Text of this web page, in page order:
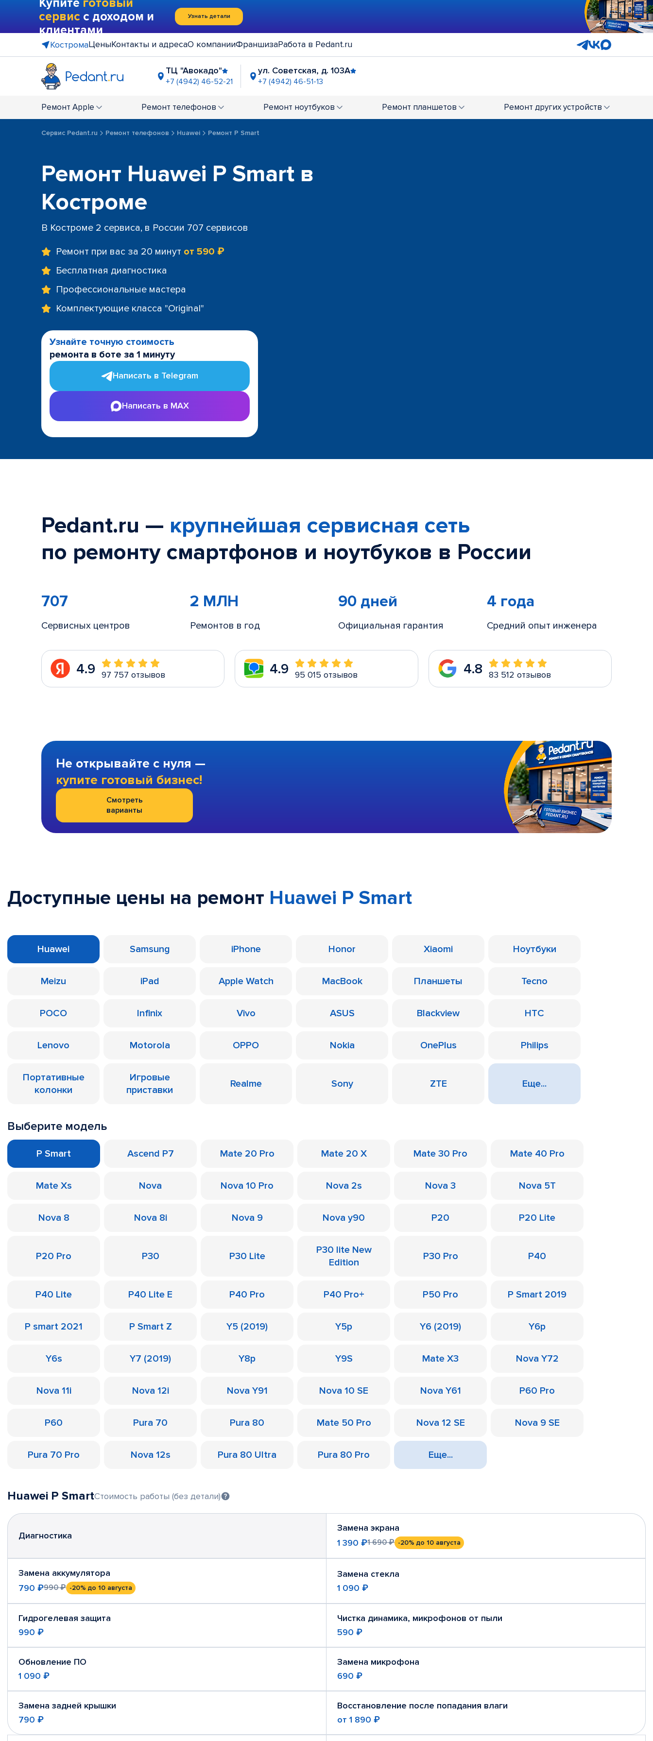
Купите готовый
сервис с доходом и
клиентами
Узнать детали
КостромаЦеныКонтакты и адресаО компанииФраншизаРабота в Pedant.ru
ТЦ "Авокадо"
+7 (4942) 46-52-21
ул. Советская, д. 103А
+7 (4942) 46-51-13
Ремонт Apple Ремонт телефонов Ремонт ноутбуков Ремонт планшетов Ремонт других устройств
Сервис Pedant.ru Ремонт телефонов Huawei Ремонт P Smart
Ремонт Huawei P Smart в
Костроме
В Костроме 2 сервиса, в России 707 сервисов
Ремонт при вас за 20 минут от 590 ₽
Бесплатная диагностика
Профессиональные мастера
Комплектующие класса "Original"
Узнайте точную стоимость
ремонта в боте за 1 минуту
Написать в Telegram
Написать в MAX
Pedant.ru — крупнейшая сервисная сеть
по ремонту смартфонов и ноутбуков в России
707
Сервисных центров
2 МЛН
Ремонтов в год
90 дней
Официальная гарантия
4 года
Средний опыт инженера
4.9 97 757 отзывов 4.9 95 015 отзывов 4.8 83 512 отзывов
Не открывайте с нуля —
купите готовый бизнес!
Смотреть
варианты
Доступные цены на ремонт Huawei P Smart
Huawei Samsung iPhone Honor Xiaomi Ноутбуки
Meizu iPad Apple Watch MacBook Планшеты Tecno
POCO Infinix Vivo ASUS Blackview HTC
Lenovo Motorola OPPO Nokia OnePlus Philips
Портативные
колонки
Игровые
приставки
Realme Sony ZTE Еще...
Выберите модель
P Smart Ascend P7 Mate 20 Pro Mate 20 X Mate 30 Pro Mate 40 Pro
Mate Xs Nova Nova 10 Pro Nova 2s Nova 3 Nova 5T
Nova 8 Nova 8i Nova 9 Nova y90 P20 P20 Lite
P20 Pro P30 P30 Lite
P30 lite New
Edition
P30 Pro P40
P40 Lite P40 Lite E P40 Pro P40 Pro+ P50 Pro P Smart 2019
P smart 2021 P Smart Z Y5 (2019) Y5p Y6 (2019) Y6p
Y6s Y7 (2019) Y8p Y9S Mate X3 Nova Y72
Nova 11i Nova 12i Nova Y91 Nova 10 SE Nova Y61 P60 Pro
P60 Pura 70 Pura 80 Mate 50 Pro Nova 12 SE Nova 9 SE
Pura 70 Pro Nova 12s Pura 80 Ultra Pura 80 Pro Еще...
Huawei P SmartСтоимость работы (без детали)
Диагностика
Замена экрана
1 390 ₽1 690 ₽ -20% до 10 августа
Замена аккумулятора
790 ₽990 ₽ -20% до 10 августа
Замена стекла
1 090 ₽
Гидрогелевая защита
990 ₽
Чистка динамика, микрофонов от пыли
590 ₽
Обновление ПО
1 090 ₽
Замена микрофона
690 ₽
Замена задней крышки
790 ₽
Восстановление после попадания влаги
от 1 890 ₽